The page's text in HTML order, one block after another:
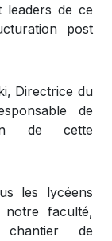
leaders de ce
post
Directrice du
de
de cette
les lycéens
faculté,
de